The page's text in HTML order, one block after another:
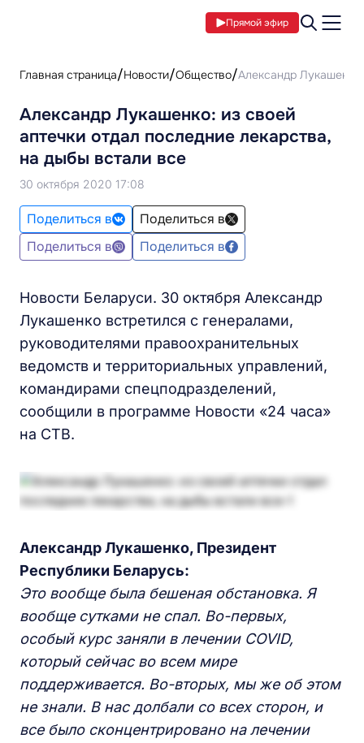
Прямой эфир
Главная страница Новости Общество Александр
Александр Лукашенко: из своей
аптечки отдал последние лекарства,
на дыбы встали все
30 октября 2020 17:08
Поделиться в
Поделиться в
Поделиться в
Поделиться в
Новости Беларуси. 30 октября Александр
Лукашенко встретился с генералами,
руководителями правоохранительных
ведомств и территориальных управлений,
командирами спецподразделений,
сообщили в программе Новости «24 часа»
на СТВ.
Александр Лукашенко, Президент
Республики Беларусь:
Это вообще была бешеная обстановка. Я
вообще сутками не спал. Во-первых,
особый курс заняли в лечении COVID,
который сейчас во всем мире
поддерживается. Во-вторых, мы же об этом
не знали. В нас долбали со всех сторон, и
все было сконцентрировано на лечении